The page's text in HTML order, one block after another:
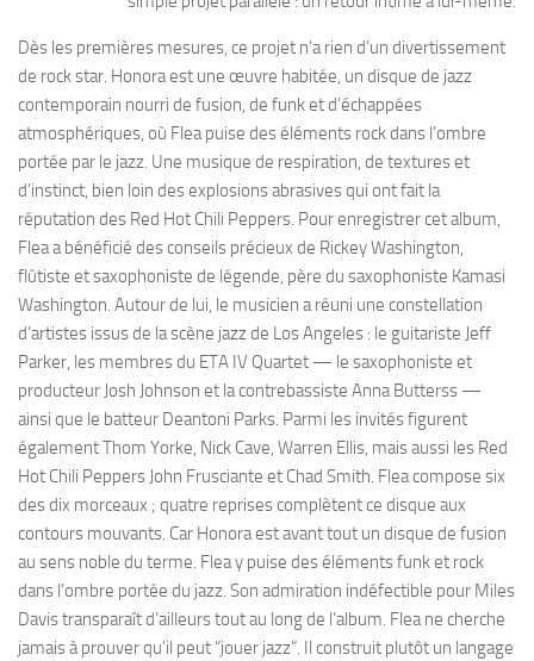
Dès les premières mesures, ce projet n’a rien d’un divertissement
de rock star. Honora est une œuvre habitée, un disque de jazz
contemporain nourri de fusion, de funk et d’échappées
atmosphériques, où Flea puise des éléments rock dans l’ombre
portée par le jazz. Une musique de respiration, de textures et
d’instinct, bien loin des explosions abrasives qui ont fait la
réputation des Red Hot Chili Peppers. Pour enregistrer cet album,
Flea a bénéficié des conseils précieux de Rickey Washington,
flûtiste et saxophoniste de légende, père du saxophoniste Kamasi
Washington. Autour de lui, le musicien a réuni une constellation
d’artistes issus de la scène jazz de Los Angeles : le guitariste Jeff
Parker, les membres du ETA IV Quartet — le saxophoniste et
producteur Josh Johnson et la contrebassiste Anna Butterss —
ainsi que le batteur Deantoni Parks. Parmi les invités figurent
également Thom Yorke, Nick Cave, Warren Ellis, mais aussi les Red
Hot Chili Peppers John Frusciante et Chad Smith. Flea compose six
des dix morceaux ; quatre reprises complètent ce disque aux
contours mouvants. Car Honora est avant tout un disque de fusion
au sens noble du terme. Flea y puise des éléments funk et rock
dans l’ombre portée du jazz. Son admiration indéfectible pour Miles
Davis transparaît d’ailleurs tout au long de l’album. Flea ne cherche
jamais à prouver qu’il peut “jouer jazz”. Il construit plutôt un langage